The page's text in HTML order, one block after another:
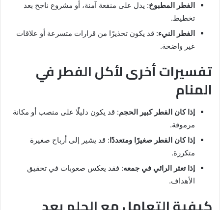
الفطر المطبوخ: يدل على منفعة آمنة، أو مشروع ناجح بعد
تخطيط.
الفطر النيء: قد يكون تحذيرًا من قرارات متسرعة أو علاقات
غير واضحة.
تفسيرات أخرى لأكل الفطر في
المنام
إذا كان الفطر كبير الحجم: قد يكون دليلًا على منصب أو مكانة
مرموقة.
إذا كان الفطر صغيرًا ومتعددًا: قد يشير إلى أرباح صغيرة
متكررة.
إذا تعثر الرائي في جمعه: فقد يعكس صعوبات في تحقيق
الأهداف.